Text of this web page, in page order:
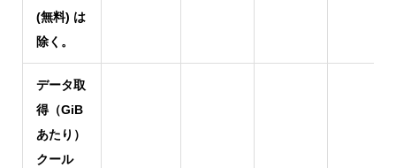
(無料) は
除く。
データ取
得（GiB
あたり）
クール